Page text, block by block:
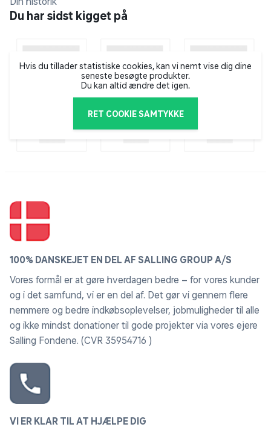
Du har sidst kigget på
Hvis du tillader statistiske cookies, kan vi nemt vise dig dine
seneste besøgte produkter.
Du kan altid ændre det igen.
RET COOKIE SAMTYKKE
100% DANSKEJET EN DEL AF SALLING GROUP A/S
Vores formål er at gøre hverdagen bedre – for vores kunder
og i det samfund, vi er en del af. Det gør vi gennem flere
nemmere og bedre indkøbsoplevelser, jobmuligheder til alle
og ikke mindst donationer til gode projekter via vores ejere
Salling Fondene. (CVR 35954716 )
VI ER KLAR TIL AT HJÆLPE DIG